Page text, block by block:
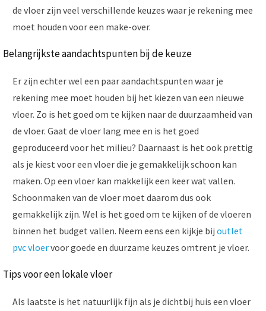
de vloer zijn veel verschillende keuzes waar je rekening mee
moet houden voor een make-over.
Belangrijkste aandachtspunten bij de keuze
Er zijn echter wel een paar aandachtspunten waar je
rekening mee moet houden bij het kiezen van een nieuwe
vloer. Zo is het goed om te kijken naar de duurzaamheid van
de vloer. Gaat de vloer lang mee en is het goed
geproduceerd voor het milieu? Daarnaast is het ook prettig
als je kiest voor een vloer die je gemakkelijk schoon kan
maken. Op een vloer kan makkelijk een keer wat vallen.
Schoonmaken van de vloer moet daarom dus ook
gemakkelijk zijn. Wel is het goed om te kijken of de vloeren
binnen het budget vallen. Neem eens een kijkje bij outlet
pvc vloervoor goede en duurzame keuzes omtrent je vloer.
Tips voor een lokale vloer
Als laatste is het natuurlijk fijn als je dichtbij huis een vloer